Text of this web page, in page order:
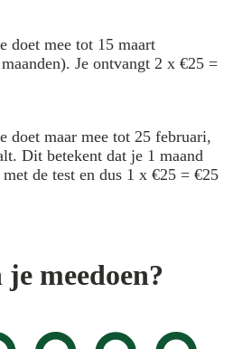
doet mee tot 15 maart
Je ontvangt 2 x €25 =
doet maar mee tot 25 februari,
Dit betekent dat je 1 maand
de test en dus 1 x €25 = €25
meedoen?